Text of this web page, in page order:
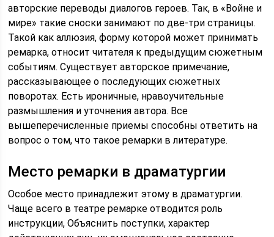
авторские переводы диалогов героев. Так, в «Войне и
мире» такие сноски занимают по две-три страницы.
Такой как аллюзия, форму которой может принимать
ремарка, относит читателя к предыдущим сюжетным
событиям. Существует авторское примечание,
рассказывающее о последующих сюжетных
поворотах. Есть ироничные, нравоучительные
размышления и уточнения автора. Все
вышеперечисленные приемы способны ответить на
вопрос о том, что такое ремарки в литературе.
Место ремарки в драматургии
Особое место принадлежит этому в драматургии.
Чаще всего в театре ремарке отводится роль
инструкции, Объяснить поступки, характер